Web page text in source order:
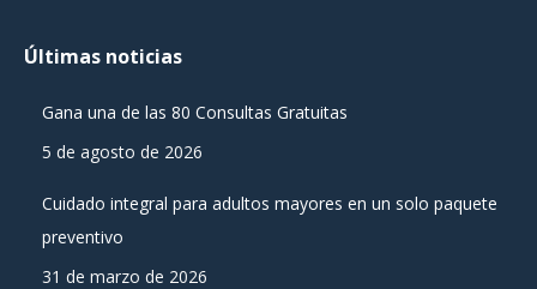
Últimas noticias
Gana una de las 80 Consultas Gratuitas
5 de agosto de 2026
Cuidado integral para adultos mayores en un solo paquete
preventivo
31 de marzo de 2026